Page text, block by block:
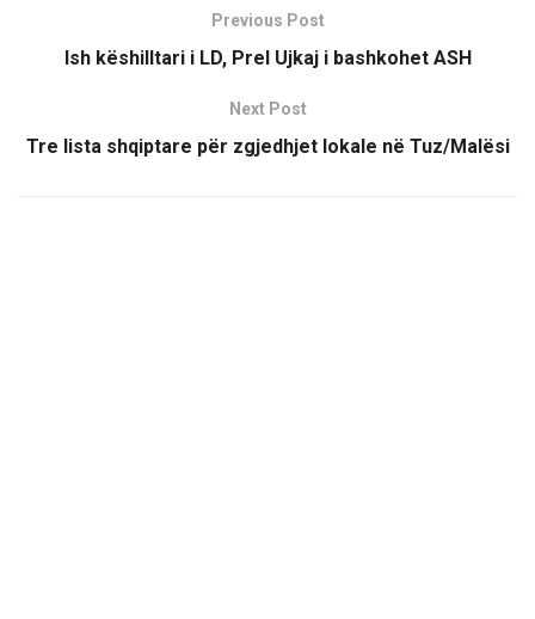
Previous Post
Ish këshilltari i LD, Prel Ujkaj i bashkohet ASH
Next Post
Tre lista shqiptare për zgjedhjet lokale në Tuz/Malësi